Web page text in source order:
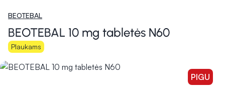
BEOTEBAL
BEOTEBAL 10 mg tabletės N60
Plaukams
PIGU